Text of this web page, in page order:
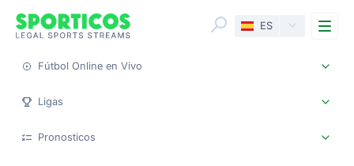
ES
Fútbol Online en Vivo
Ligas
Pronosticos